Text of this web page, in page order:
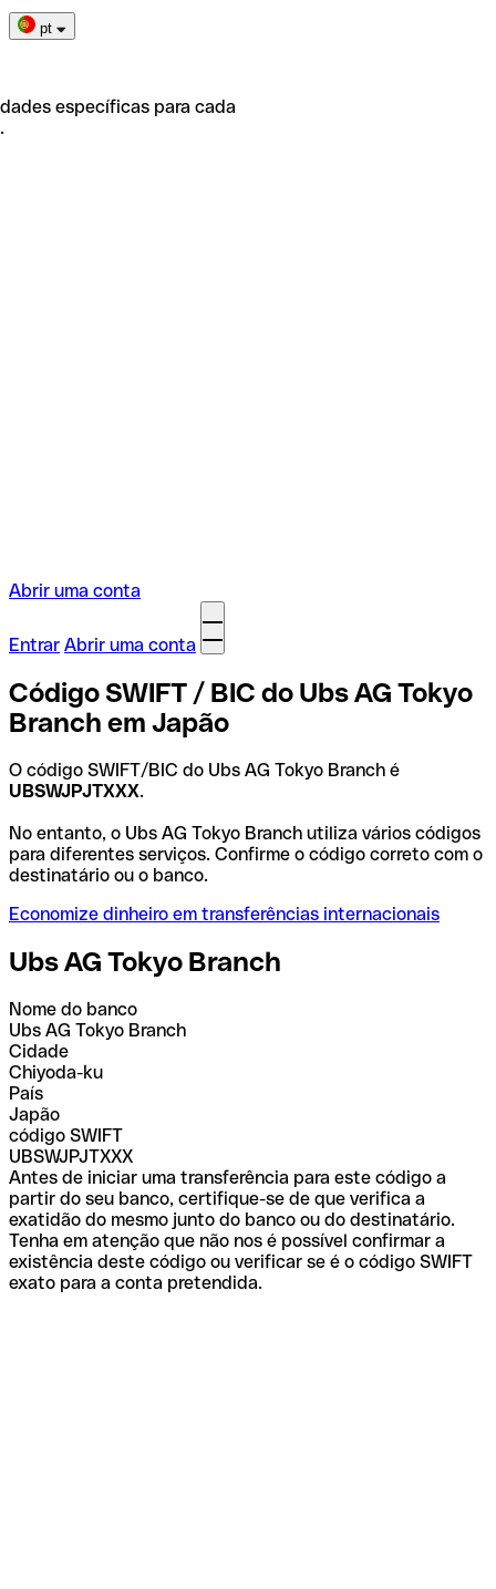
pt
específicas para cada
Abrir uma conta
Entrar Abrir uma conta
Código SWIFT / BIC do Ubs AG Tokyo
Branch em Japão
O código SWIFT/BIC do Ubs AG Tokyo Branch é
UBSWJPJTXXX.
No entanto, o Ubs AG Tokyo Branch utiliza vários códigos
para diferentes serviços. Confirme o código correto com o
destinatário ou o banco.
Economize dinheiro em transferências internacionais
Ubs AG Tokyo Branch
Nome do banco
Ubs AG Tokyo Branch
Cidade
Chiyoda-ku
País
Japão
código SWIFT
UBSWJPJTXXX
Antes de iniciar uma transferência para este código a
partir do seu banco, certifique-se de que verifica a
exatidão do mesmo junto do banco ou do destinatário.
Tenha em atenção que não nos é possível confirmar a
existência deste código ou verificar se é o código SWIFT
exato para a conta pretendida.